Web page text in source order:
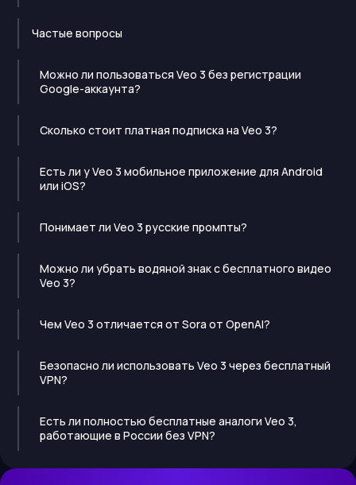
Частые вопросы
Можно ли пользоваться Veo 3 без регистрации
Google-аккаунта?
Сколько стоит платная подписка на Veo 3?
Есть ли у Veo 3 мобильное приложение для Android
или iOS?
Понимает ли Veo 3 русские промпты?
Можно ли убрать водяной знак с бесплатного видео
Veo 3?
Чем Veo 3 отличается от Sora от OpenAI?
Безопасно ли использовать Veo 3 через бесплатный
VPN?
Есть ли полностью бесплатные аналоги Veo 3,
работающие в России без VPN?